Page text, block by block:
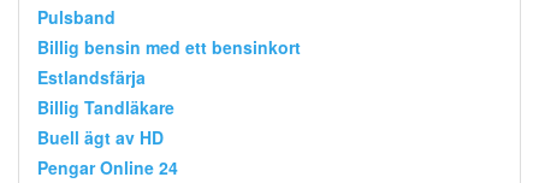
Pulsband
Billig bensin med ett bensinkort
Estlandsfärja
Billig Tandläkare
Buell ägt av HD
Pengar Online 24